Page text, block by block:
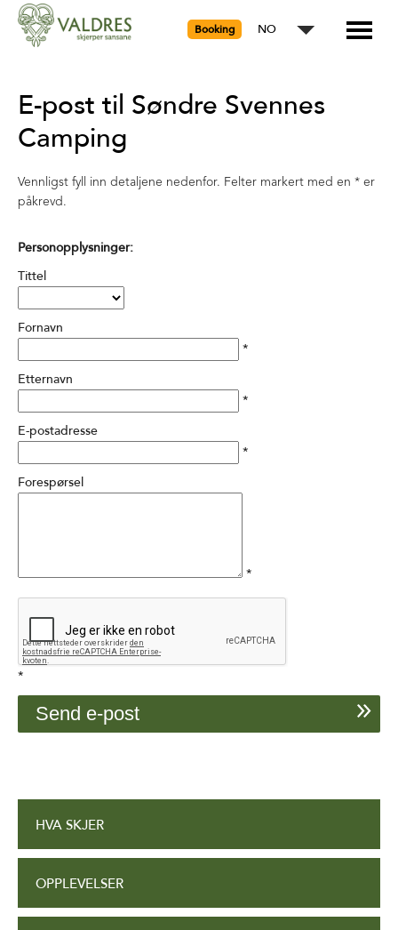
Booking NO
E-post til Søndre Svennes
Camping
Vennligst fyll inn detaljene nedenfor. Felter markert med en * er
påkrevd.
Personopplysninger:
Tittel
Fornavn
*
Etternavn
*
E-postadresse
*
Forespørsel
*
*
HVA SKJER
OPPLEVELSER